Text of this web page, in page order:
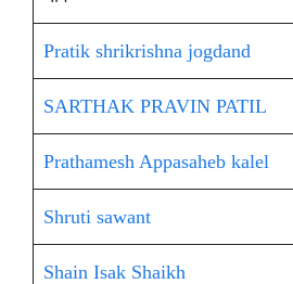
Pratik shrikrishna jogdand
SARTHAK PRAVIN PATIL
Prathamesh Appasaheb kalel
Shruti sawant
Shain Isak Shaikh